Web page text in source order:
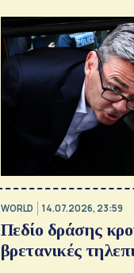
θερμότητας από αυτή
φυσικού αερίου
WORLD 14.07.2026, 23:59
Πεδίο δράσης
βρετανικές